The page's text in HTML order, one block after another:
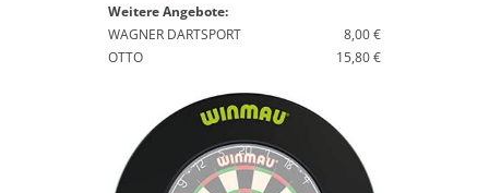
Weitere Angebote:
WAGNER DARTSPORT
8,00 €
OTTO
15,80 €